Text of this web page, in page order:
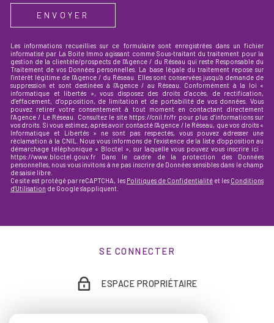
ENVOYER
Les informations recueillies sur ce formulaire sont enregistrées dans un fichier
informatisé par La Boite Immo agissant comme Sous-traitant du traitement pour la
gestion de la clientèle/prospects de l'Agence / du Réseau qui reste Responsable du
Traitement de vos Données personnelles. La base légale du traitement repose sur
l'intérêt légitime de l'Agence / du Réseau. Elles sont conservées jusqu'à demande de
suppression et sont destinées à l'Agence / au Réseau. Conformément à la loi «
informatique et libertés », vous disposez des droits d’accès, de rectification,
d’effacement, d’opposition, de limitation et de portabilité de vos données. Vous
pouvez retirer votre consentement à tout moment en contactant directement
l’Agence / Le Réseau. Consultez le site https://cnil.fr/fr pour plus d’informations sur
vos droits. Si vous estimez, après avoir contacté l'Agence / le Réseau, que vos droits «
Informatique et Libertés » ne sont pas respectés, vous pouvez adresser une
réclamation à la CNIL. Nous vous informons de l’existence de la liste d'opposition au
démarchage téléphonique « Bloctel », sur laquelle vous pouvez vous inscrire ici :
https://www.bloctel.gouv.fr Dans le cadre de la protection des Données
personnelles, nous vous invitons à ne pas inscrire de Données sensibles dans le champ
de saisie libre.
Ce site est protégé par reCAPTCHA, lesPolitiques de Confidentialitéet lesConditions
d'Utilisation de Google s'appliquent.
SE CONNECTER
ESPACE PROPRIÉTAIRE